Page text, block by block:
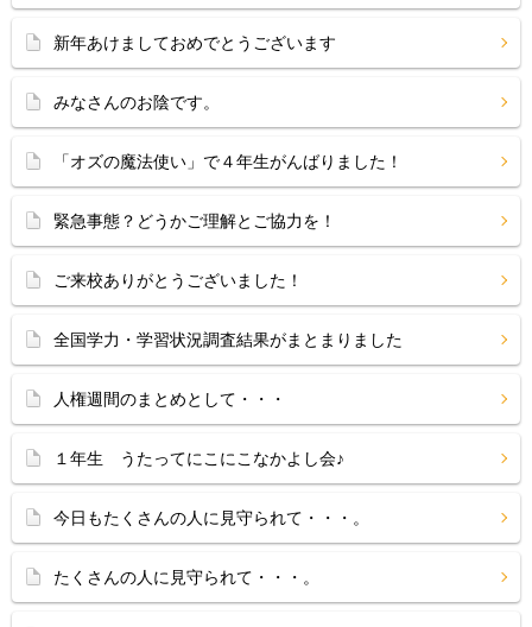
新年あけましておめでとうございます
みなさんのお陰です。
「オズの魔法使い」で４年生がんばりました！
緊急事態？どうかご理解とご協力を！
ご来校ありがとうございました！
全国学力・学習状況調査結果がまとまりました
人権週間のまとめとして・・・
１年生 うたってにこにこなかよし会♪
今日もたくさんの人に見守られて・・・。
たくさんの人に見守られて・・・。